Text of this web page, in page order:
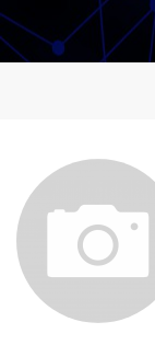
Rechercher